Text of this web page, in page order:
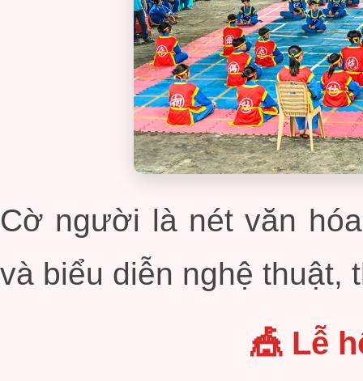
Cờ người là nét văn
và biểu diễn nghệ thuật,
🎪 Lễ